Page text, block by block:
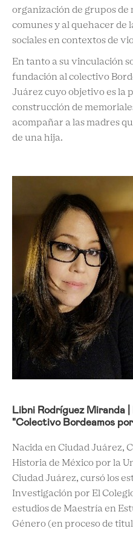
organización de grupos de
comunes y al quehacer de
sociales en contextos de
En tanto a su vinculación
fundación al colectivo
Juárez cuyo objetivo es la
construcción de
acompañar a las madres
de una hija.
Libni Rodríguez Miranda
"Colectivo Bordeamos
Nacida en Ciudad Juárez,
Historia de México por la
Ciudad Juárez, cursó los
Investigación por El
estudios de Maestría en
Género (en proceso de